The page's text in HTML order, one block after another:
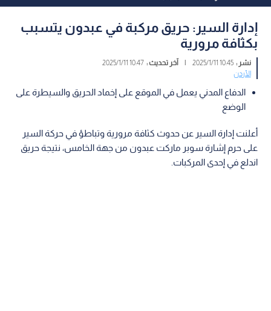
إدارة السير: حريق مركبة في عبدون يتسبب
بكثافة مرورية
نشر :10:45 2025/1/11
| آخر تحديث :10:47 2025/1/11
الأردن
الدفاع المدني يعمل في الموقع على إخماد الحريق والسيطرة على
الوضع
أعلنت إدارة السير عن حدوث كثافة مرورية وتباطؤ في حركة السير
على حرم إشارة سوبر ماركت عبدون من جهة الخامس، نتيجة حريق
اندلع في إحدى المركبات.